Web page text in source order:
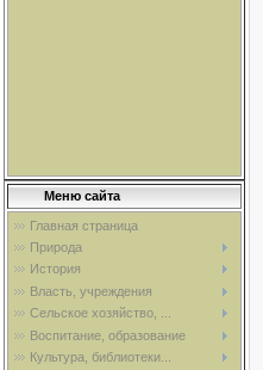
Меню сайта
Главная страница
Природа
История
Власть, учреждения
Сельское хозяйство, ...
Воспитание, образование
Культура, библиотеки...